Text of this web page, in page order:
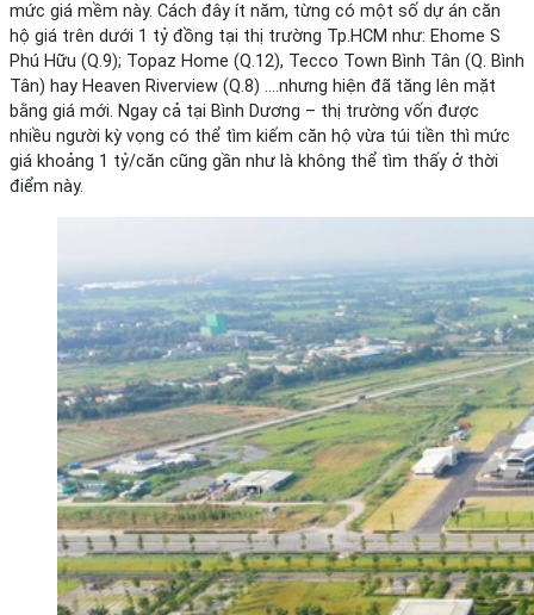
mức giá mềm này. Cách đây ít năm, từng có một số dự án căn
hộ giá trên dưới 1 tỷ đồng tại thị trường Tp.HCM như: Ehome S
Phú Hữu (Q.9); Topaz Home (Q.12), Tecco Town Bình Tân (Q. Bình
Tân) hay Heaven Riverview (Q.8) ….nhưng hiện đã tăng lên mặt
bằng giá mới. Ngay cả tại Bình Dương – thị trường vốn được
nhiều người kỳ vọng có thể tìm kiếm căn hộ vừa túi tiền thì mức
giá khoảng 1 tỷ/căn cũng gần như là không thể tìm thấy ở thời
điểm này.